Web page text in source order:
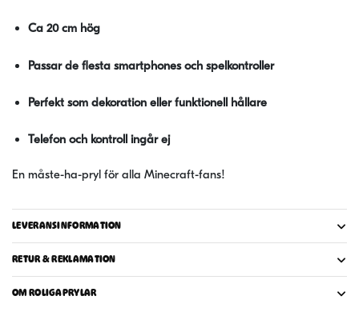
Ca 20 cm hög
Passar de flesta smartphones och spelkontroller
Perfekt som dekoration eller funktionell hållare
Telefon och kontroll ingår ej
En måste-ha-pryl för alla Minecraft-fans!
LEVERANSINFORMATION
RETUR & REKLAMATION
OM ROLIGAPRYLAR